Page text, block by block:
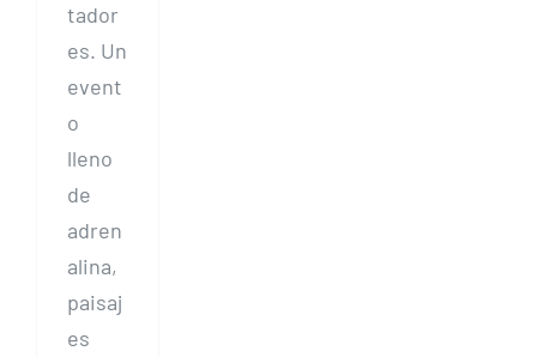
tador
es. Un
event
o
lleno
de
adren
alina,
paisaj
es